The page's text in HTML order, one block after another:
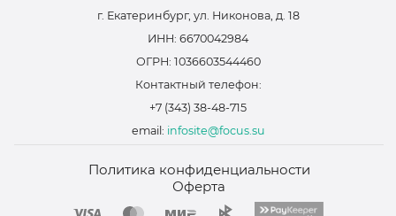
г. Екатеринбург, ул. Никонова, д. 18
ИНН: 6670042984
ОГРН: 1036603544460
Контактный телефон:
+7 (343) 38-48-715
email: infosite@focus.su
Политика конфиденциальности
Оферта